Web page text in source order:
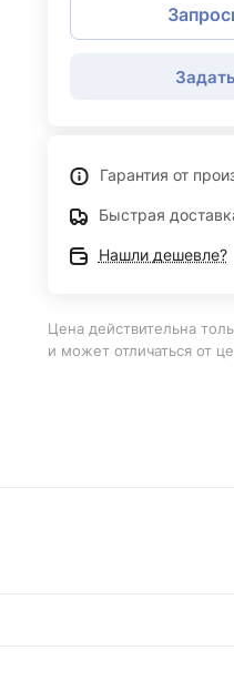
Гарантия от
Быстрая
Нашли дешевле?
Цена действительна
и может отличаться от